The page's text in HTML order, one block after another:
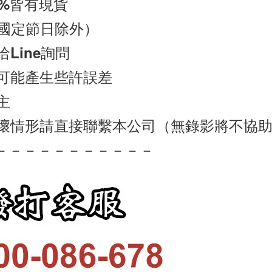
節日除外）
Line詢問
能產生些許誤差
形請直接聯繫本公司（無錄影將不協助
－－－－－－－－－